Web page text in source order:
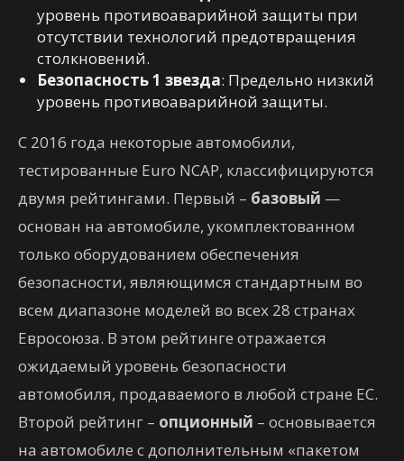
уровень противоаварийной защиты при
отсутствии технологий предотвращения
столкновений.
Безопасность 1 звезда: Предельно низкий
уровень противоаварийной защиты.
С 2016 года некоторые автомобили,
тестированные Euro NCAP, классифицируются
двумя рейтингами. Первый – базовый —
основан на автомобиле, укомплектованном
только оборудованием обеспечения
безопасности, являющимся стандартным во
всем диапазоне моделей во всех 28 странах
Евросоюза. В этом рейтинге отражается
ожидаемый уровень безопасности
автомобиля, продаваемого в любой стране ЕС.
Второй рейтинг – опционный – основывается
на автомобиле с дополнительным «пакетом